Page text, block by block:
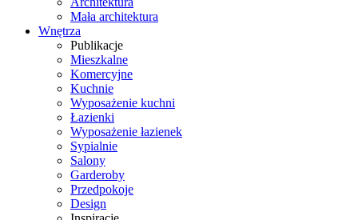
Mała architektura
Wnętrza
Publikacje
Mieszkalne
Komercyjne
Kuchnie
Wyposażenie kuchni
Łazienki
Wyposażenie łazienek
Sypialnie
Salony
Garderoby
Przedpokoje
Design